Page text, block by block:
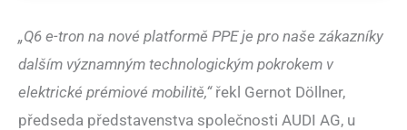
„Q6 e-tron na nové platformě PPE je pro naše zákazníky
dalším významným technologickým pokrokem v
elektrické prémiové mobilitě,“řekl Gernot Döllner,
předseda představenstva společnosti AUDI AG, u